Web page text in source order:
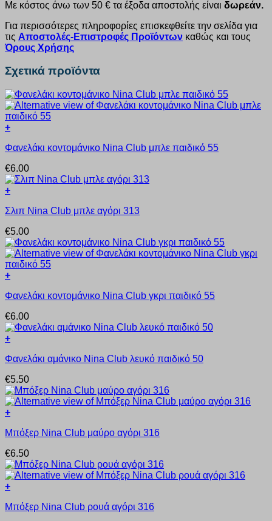
Με κόστος άνω των 50 € τα έξοδα αποστολής είναι δωρεάν.
Για περισσότερες πληροφορίες επισκεφθείτε την σελίδα για
τις Αποστολές-Επιστροφές Προϊόντων καθώς και τους
Όρους Χρήσης
Σχετικά προϊόντα
+
το
έχει
πολλαπλές
παραλλαγές.
επιλογές
να
επιλεγούν
στη
σελίδα
του
προϊόντος
Φανελάκι κοντομάνικο Nina Club μπλε παιδικό 55
€6.00
+
το
έχει
πολλαπλές
παραλλαγές.
Οι
επιλογές
να
στη
σελίδα
του
προϊόντος
Σλιπ Nina Club μπλε αγόρι 313
€5.00
+
το
έχει
πολλαπλές
παραλλαγές.
επιλογές
να
επιλεγούν
στη
σελίδα
του
προϊόντος
Φανελάκι κοντομάνικο Nina Club γκρι παιδικό 55
€6.00
+
το
έχει
πολλαπλές
παραλλαγές.
Οι
μπορούν
επιλεγούν
στη
σελίδα
του
προϊόντος
Φανελάκι αμάνικο Nina Club λευκό παιδικό 50
€5.50
+
το
έχει
πολλαπλές
παραλλαγές.
Οι
μπορούν
Μπόξερ Nina Club μαύρο αγόρι 316
€6.50
+
το
Μπόξερ Nina Club ρουά αγόρι 316